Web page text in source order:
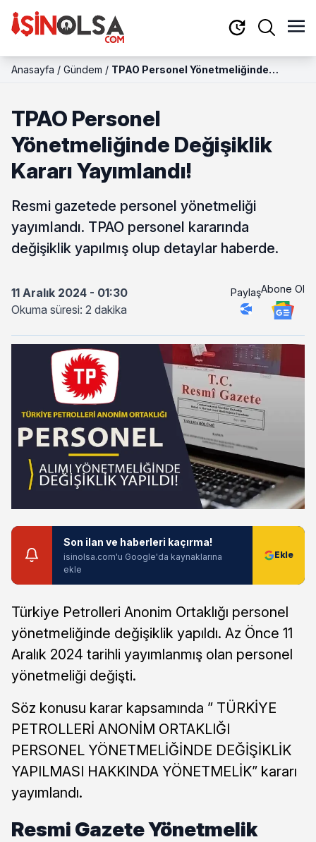
Anasayfa / Gündem / TPAO Personel Yönetmeliğinde
TPAO Personel
Yönetmeliğinde Değişiklik
Kararı Yayımlandı!
Resmi gazetede personel yönetmeliği
yayımlandı. TPAO personel kararında
değişiklik yapılmış olup detaylar haberde.
11 Aralık 2024 - 01:30
Okuma süresi: 2 dakika
PaylaşAbone Ol
Son ilan ve haberleri kaçırma!
isinolsa.com'u Google'da kaynaklarına
ekle
Türkiye Petrolleri Anonim Ortaklığı personel
yönetmeliğinde değişiklik yapıldı. Az Önce 11
Aralık 2024 tarihli yayımlanmış olan personel
yönetmeliği değişti.
Söz konusu karar kapsamında ” TÜRKİYE
PETROLLERİ ANONİM ORTAKLIĞI
PERSONEL YÖNETMELİĞİNDE DEĞİŞİKLİK
YAPILMASI HAKKINDA YÖNETMELİK” kararı
yayımlandı.
Resmi Gazete Yönetmelik